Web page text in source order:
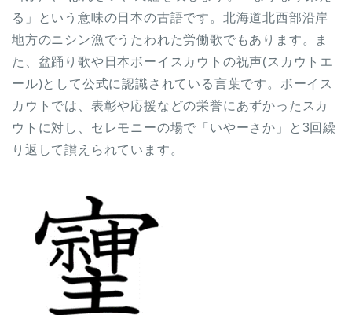
る」という意味の日本の古語です。北海道北西部沿岸
地方のニシン漁でうたわれた労働歌でもあります。ま
た、盆踊り歌や日本ボーイスカウトの祝声(スカウトエ
ール)として公式に認識されている言葉です。ボーイス
カウトでは、表彰や応援などの栄誉にあずかったスカ
ウトに対し、セレモニーの場で「いやーさか」と3回繰
り返して讃えられています。